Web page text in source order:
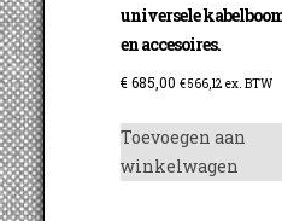
universele
en accesoires.
€685,00 €566,12 ex. BTW
Toevoegen aan
winkelwagen